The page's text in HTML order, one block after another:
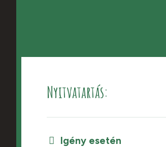
Nyitvatartás:
Igény esetén